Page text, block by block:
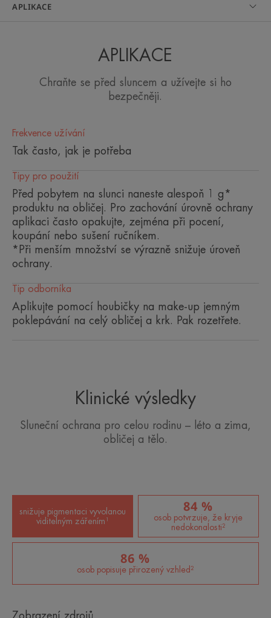
100% minerální, vysoká ochrana
proti slunečnímu záření pro
zároveň plní funkci make-upu.
Používejte na nedávné jizvy a k
prevenci hyperpigmentace.
Výhoda
Vysoká ochrana se 100% stabilním minerálním
parfemace, je velmi dobře snášenlivý a poskytuje
vysokou ochranu před UVB a UVA zářením
(krátkodobá i dlouhodobá). Silný antioxidant
pigmentaci, dodává pleti přirozený, rovnoměrný
a matný vzhled.
• BEZ PARFEMACE : pro větší toleranci citlivou
nebo intolerantní pokožkou.
APLIKACE
APLIKACE
Chraňte se před sluncem a užívejte si ho
bezpečněji.
Frekvence užívání
Tak často, jak je potřeba
Tipy pro použití
Před pobytem na slunci naneste alespoň 1 g*
produktu na obličej. Pro zachování úrovně ochrany
aplikaci často opakujte, zejména při pocení,
koupání nebo sušení ručníkem.
*Při menším množství se výrazně snižuje úroveň
ochrany.
Tip odborníka
Aplikujte pomocí houbičky na make-up jemným
poklepávání na celý obličej a krk. Pak rozetřete.
Klinické výsledky
Sluneční ochrana pro celou rodinu – léto a zima,
obličej a tělo.
snižuje pigmentaci vyvolanou
viditelným zářením¹
84 %
osob potvrzuje, že kryje
nedokonalosti²
86 %
osob popisuje přirozený vzhled²
Zobrazení zdrojů